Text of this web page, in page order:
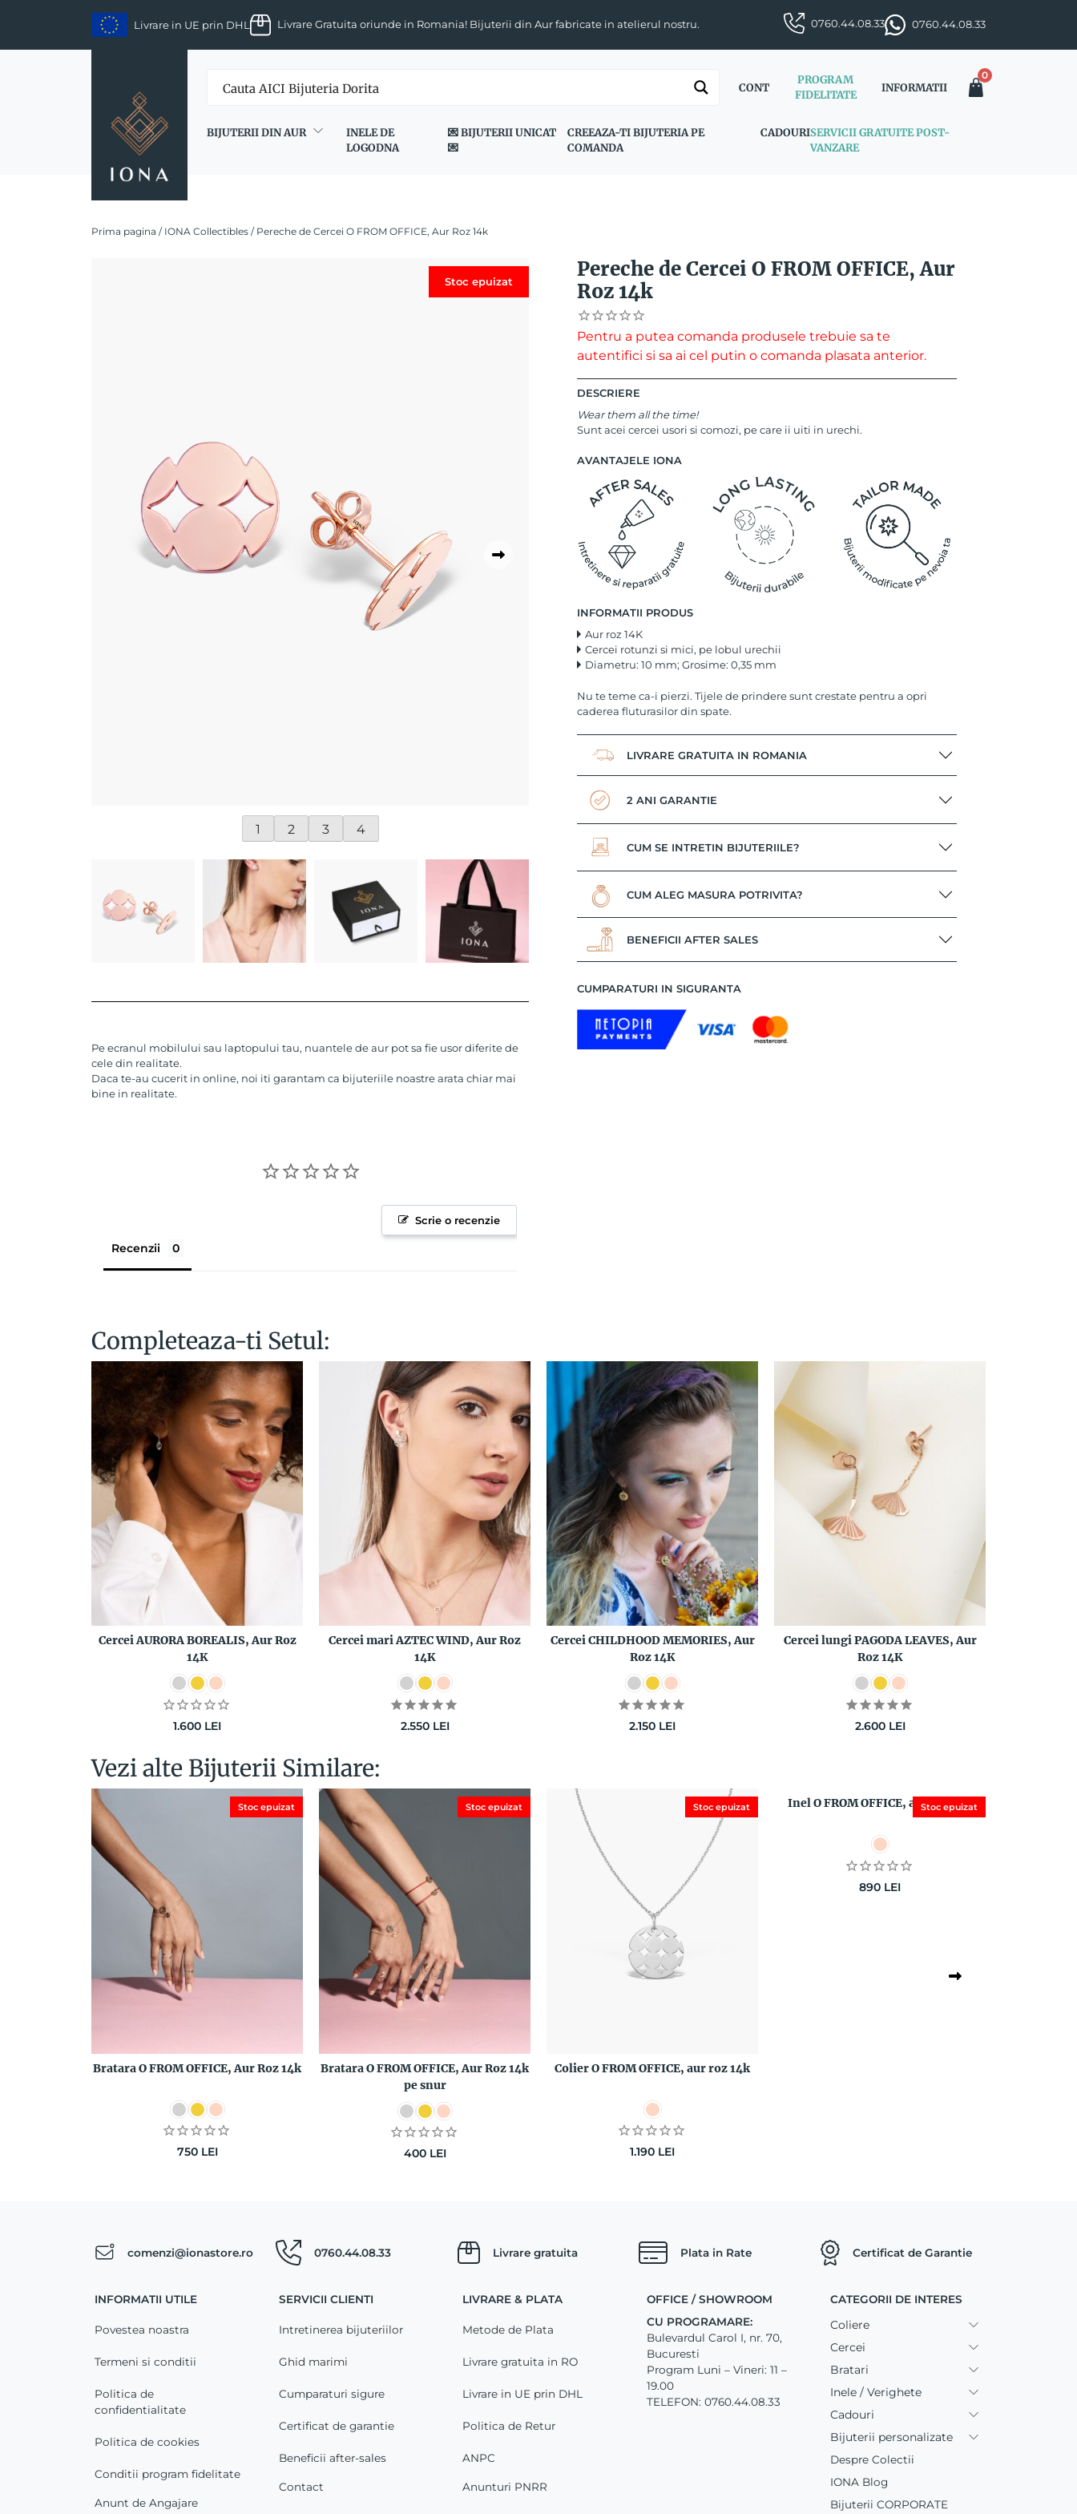
content
Livrare in UE prin DHL Livrare Gratuita oriunde in Romania! Bijuterii din Aur fabricate in atelierul nostru. 0760.44.08.33 0760.44.08.33
CONT
PROGRAM
FIDELITATE
INFORMATII
0
BIJUTERII DIN AUR
INELE DE
LOGODNA
💌 BIJUTERII UNICAT
💌
CREEAZA-TI BIJUTERIA PE
COMANDA
CADOURISERVICII GRATUITE POST-
VANZARE
Prima pagina / IONA Collectibles / Pereche de Cercei O FROM OFFICE, Aur Roz 14k
Stoc epuizat
1 2 3 4
Pe ecranul mobilului sau laptopului tau, nuantele de aur pot sa fie usor diferite de
cele din realitate.
Daca te-au cucerit in online, noi iti garantam ca bijuteriile noastre arata chiar mai
bine in realitate.
Scrie o recenzie
Recenzii
Pereche de Cercei O FROM OFFICE, Aur
Roz 14k
Pentru a putea comanda produsele trebuie sa te
autentifici si sa ai cel putin o comanda plasata anterior.
DESCRIERE
Wear them all the time!
Sunt acei cercei usori si comozi, pe care ii uiti in urechi.
AVANTAJELE IONA
INFORMATII PRODUS
Aur roz 14K
Cercei rotunzi si mici, pe lobul urechii
Diametru: 10 mm; Grosime: 0,35 mm
Nu te teme ca-i pierzi. Tijele de prindere sunt crestate pentru a opri
caderea fluturasilor din spate.
LIVRARE GRATUITA IN ROMANIA
2 ANI GARANTIE
CUM SE INTRETIN BIJUTERIILE?
CUM ALEG MASURA POTRIVITA?
BENEFICII AFTER SALES
CUMPARATURI IN SIGURANTA
Completeaza-ti Setul:
Cercei AURORA BOREALIS, Aur Roz
14K
1.600 LEI
Cercei mari AZTEC WIND, Aur Roz
14K
2.550 LEI
Cercei CHILDHOOD MEMORIES, Aur
Roz 14K
2.150 LEI
Cercei lungi PAGODA LEAVES, Aur
Roz 14K
2.600 LEI
Vezi alte Bijuterii Similare:
Stoc epuizat
Bratara O FROM OFFICE, Aur Roz 14k
750 LEI
Stoc epuizat
Bratara O FROM OFFICE, Aur Roz 14k
pe snur
400 LEI
Stoc epuizat
Colier O FROM OFFICE, aur roz 14k
1.190 LEI
Stoc epuizat
Inel O FROM OFFICE, aur roz 14k
890 LEI
comenzi@ionastore.ro 0760.44.08.33 Livrare gratuita Plata in Rate Certificat de Garantie
INFORMATII UTILE
Povestea noastra
Termeni si conditii
Politica de
confidentialitate
Politica de cookies
Conditii program fidelitate
Anunt de Angajare
SERVICII CLIENTI
Intretinerea bijuteriilor
Ghid marimi
Cumparaturi sigure
Certificat de garantie
Beneficii after-sales
Contact
LIVRARE & PLATA
Metode de Plata
Livrare gratuita in RO
Livrare in UE prin DHL
Politica de Retur
ANPC
Anunturi PNRR
OFFICE / SHOWROOM
CU PROGRAMARE:
Bulevardul Carol I, nr. 70,
Bucuresti
Program Luni – Vineri: 11 –
19.00
TELEFON: 0760.44.08.33
CATEGORII DE INTERES
Coliere
Cercei
Bratari
Inele / Verighete
Cadouri
Bijuterii personalizate
Despre Colectii
IONA Blog
Bijuterii CORPORATE